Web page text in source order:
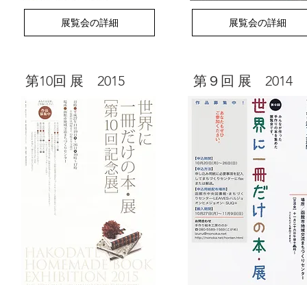
展覧会の詳細 展覧会の詳細
​第10回 展 2015 ​第９回 展 2014